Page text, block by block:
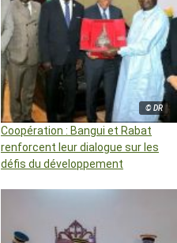
© DR
Coopération : Bangui et Rabat
renforcent leur dialogue sur les
défis du développement